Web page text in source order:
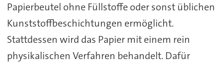
Papierbeutel ohne Füllstoffe oder sonst üblichen
Kunststoffbeschichtungen ermöglicht.
Stattdessen wird das Papier mit einem rein
physikalischen Verfahren behandelt. Dafür